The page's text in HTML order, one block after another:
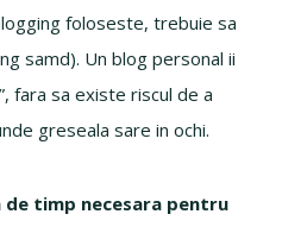
foloseste, trebuie sa
samd). Un blog personal ii
fara sa existe riscul de a
greseala sare in ochi.
de timp necesara pentru